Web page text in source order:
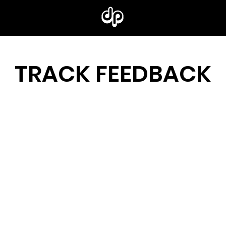
TRACK FEEDBACK